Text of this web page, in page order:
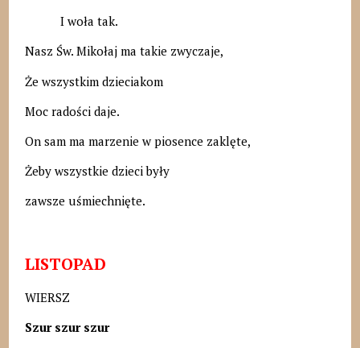
I woła tak.
Nasz Św. Mikołaj ma takie zwyczaje,
Że wszystkim dzieciakom
Moc radości daje.
On sam ma marzenie w piosence zaklęte,
Żeby wszystkie dzieci były
zawsze uśmiechnięte.
LISTOPAD
WIERSZ
Szur szur szur